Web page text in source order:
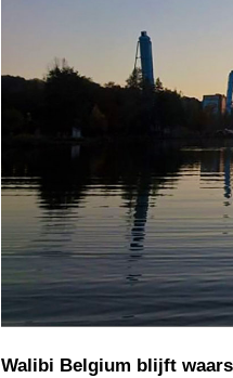
Walibi Belgium blijft